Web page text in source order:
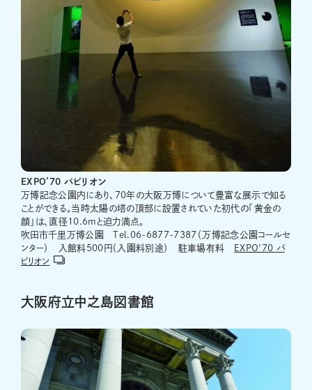
EXPO’70 パビリオン
万博記念公園内にあり、70年の大阪万博について豊富な展示で知る
ことができる。当時太陽の塔の頂部に設置されていた初代の「黄金の
顔」は、直径10.6mと迫力満点。
吹田市千里万博公園 Tel.06-6877-7387（万博記念公園コールセ
ンター） 入館料500円（入園料別途） 駐車場有料
EXPO'70 パ
ビリオン
大阪府立中之島図書館